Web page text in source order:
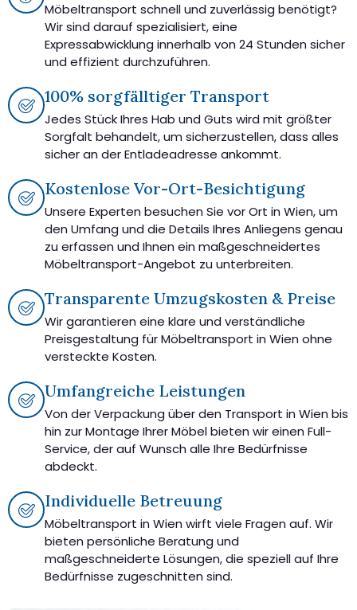
Möbeltransport schnell und zuverlässig benötigt?
Wir sind darauf spezialisiert, eine
Expressabwicklung innerhalb von 24 Stunden sicher
und effizient durchzuführen.
100% sorgfälltiger Transport
Jedes Stück Ihres Hab und Guts wird mit größter
Sorgfalt behandelt, um sicherzustellen, dass alles
sicher an der Entladeadresse ankommt.
Kostenlose Vor-Ort-Besichtigung
Unsere Experten besuchen Sie vor Ort in Wien, um
den Umfang und die Details Ihres Anliegens genau
zu erfassen und Ihnen ein maßgeschneidertes
Möbeltransport-Angebot zu unterbreiten.
Transparente Umzugskosten & Preise
Wir garantieren eine klare und verständliche
Preisgestaltung für Möbeltransport in Wien ohne
versteckte Kosten.
Umfangreiche Leistungen
Von der Verpackung über den Transport in Wien bis
hin zur Montage Ihrer Möbel bieten wir einen Full-
Service, der auf Wunsch alle Ihre Bedürfnisse
abdeckt.
Individuelle Betreuung
Möbeltransport in Wien wirft viele Fragen auf. Wir
bieten persönliche Beratung und
maßgeschneiderte Lösungen, die speziell auf Ihre
Bedürfnisse zugeschnitten sind.